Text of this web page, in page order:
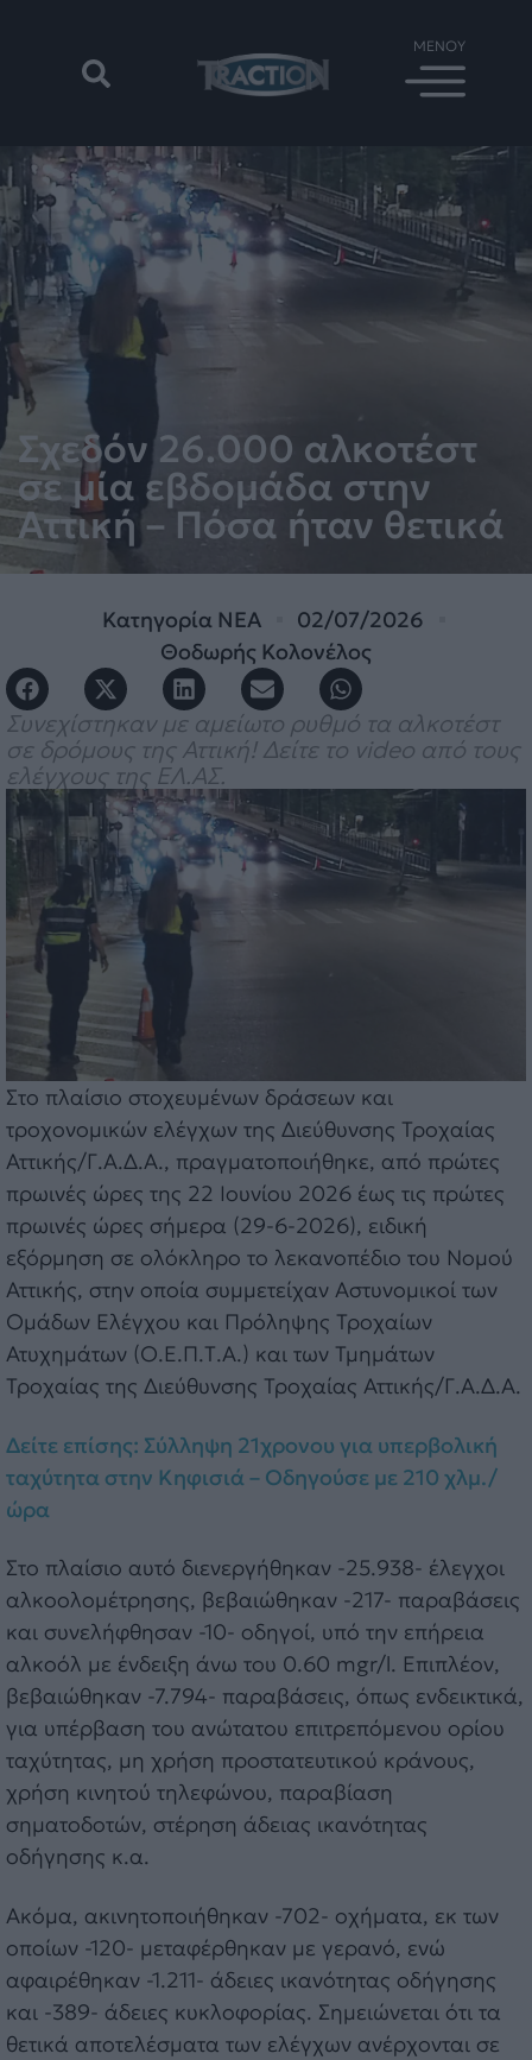
Σχεδόν 26.000 αλκοτέστ
σε μία εβδομάδα στην
Αττική – Πόσα ήταν θετικά
Κατηγορία ΝΕΑ
02/07/2026
Θοδωρής Κολονέλος
Συνεχίστηκαν με αμείωτο ρυθμό τα αλκοτέστ
σε δρόμους της Αττική! Δείτε το video από τους
ελέγχους της ΕΛ.ΑΣ.
Στο πλαίσιο στοχευμένων δράσεων και
τροχονομικών ελέγχων της Διεύθυνσης Τροχαίας
Αττικής/Γ.Α.Δ.Α., πραγματοποιήθηκε, από πρώτες
πρωινές ώρες της 22 Ιουνίου 2026 έως τις πρώτες
πρωινές ώρες σήμερα (29-6-2026), ειδική
εξόρμηση σε ολόκληρο το λεκανοπέδιο του Νομού
Αττικής, στην οποία συμμετείχαν Αστυνομικοί των
Ομάδων Ελέγχου και Πρόληψης Τροχαίων
Ατυχημάτων (Ο.Ε.Π.Τ.Α.) και των Τμημάτων
Τροχαίας της Διεύθυνσης Τροχαίας Αττικής/Γ.Α.Δ.Α.
Δείτε επίσης: Σύλληψη 21χρονου για υπερβολική
ταχύτητα στην Κηφισιά – Οδηγούσε με 210 χλμ./
ώρα
Στο πλαίσιο αυτό διενεργήθηκαν -25.938- έλεγχοι
αλκοολομέτρησης, βεβαιώθηκαν -217- παραβάσεις
και συνελήφθησαν -10- οδηγοί, υπό την επήρεια
αλκοόλ με ένδειξη άνω του 0.60 mgr/l. Επιπλέον,
βεβαιώθηκαν -7.794- παραβάσεις, όπως ενδεικτικά,
για υπέρβαση του ανώτατου επιτρεπόμενου ορίου
ταχύτητας, μη χρήση προστατευτικού κράνους,
χρήση κινητού τηλεφώνου, παραβίαση
σηματοδοτών, στέρηση άδειας ικανότητας
οδήγησης κ.α.
Ακόμα, ακινητοποιήθηκαν -702- οχήματα, εκ των
οποίων -120- μεταφέρθηκαν με γερανό, ενώ
αφαιρέθηκαν -1.211- άδειες ικανότητας οδήγησης
και -389- άδειες κυκλοφορίας. Σημειώνεται ότι τα
θετικά αποτελέσματα των ελέγχων ανέρχονται σε